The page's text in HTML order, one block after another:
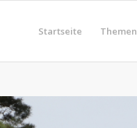
Startseite Themen